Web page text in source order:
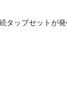
タップセットが発